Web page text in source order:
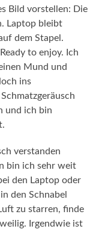
Bild vorstellen: Die
Laptop bleibt
dem Stapel.
to enjoy. Ich
Mund und
ins
und ich bin
verstanden
bin ich sehr weit
den Laptop oder
den Schnabel
zu starren, finde
Irgendwie ist